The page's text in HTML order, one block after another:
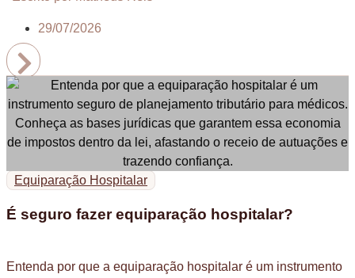
29/07/2026
Equiparação Hospitalar
É seguro fazer equiparação hospitalar?
Entenda por que a equiparação hospitalar é um instrumento